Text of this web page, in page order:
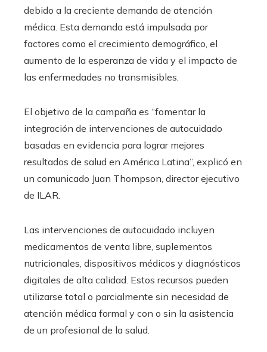
debido a la creciente demanda de atención
médica. Esta demanda está impulsada por
factores como el crecimiento demográfico, el
aumento de la esperanza de vida y el impacto de
las enfermedades no transmisibles.
El objetivo de la campaña es “fomentar la
integración de intervenciones de autocuidado
basadas en evidencia para lograr mejores
resultados de salud en América Latina”, explicó en
un comunicado Juan Thompson, director ejecutivo
de ILAR.
Las intervenciones de autocuidado incluyen
medicamentos de venta libre, suplementos
nutricionales, dispositivos médicos y diagnósticos
digitales de alta calidad. Estos recursos pueden
utilizarse total o parcialmente sin necesidad de
atención médica formal y con o sin la asistencia
de un profesional de la salud.